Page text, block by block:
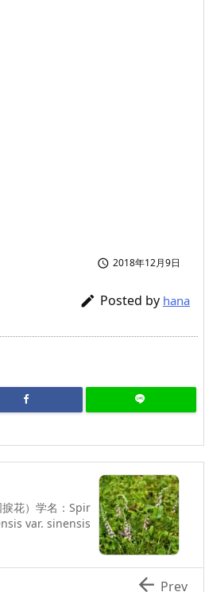
 2018年12月9日
 Posted by hana
花）学名：Spir
var. sinensis
 Prev